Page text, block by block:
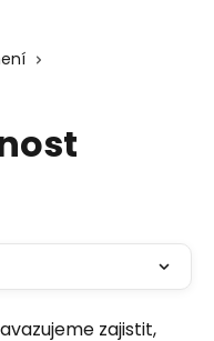
zajistit,